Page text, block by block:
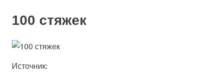
100 стяжек
Источник: